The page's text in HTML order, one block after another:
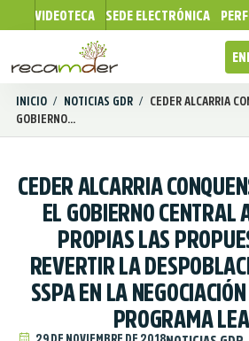
VIDEOTECA SEDE ELECTRÓNICA
INICIO / NOTICIAS GDR / CEDER ALCARRIA
GOBIERNO...
CEDER ALCARRIA
EL GOBIERNO CENTRAL
PROPIAS LAS
REVERTIR LA
SSPA EN LA
PROGRAMA
29 DE NOVIEMBRE DE 2018